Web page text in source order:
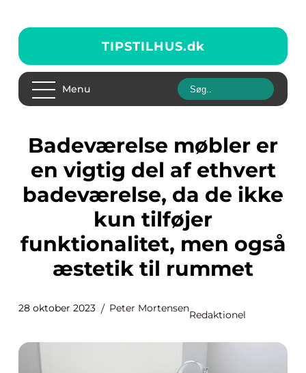
TIPSTILHUS.dk
Menu
Badeværelse møbler er
en vigtig del af ethvert
badeværelse, da de ikke
kun tilføjer
funktionalitet, men også
æstetik til rummet
28 oktober 2023 Peter Mortensen
Redaktionel